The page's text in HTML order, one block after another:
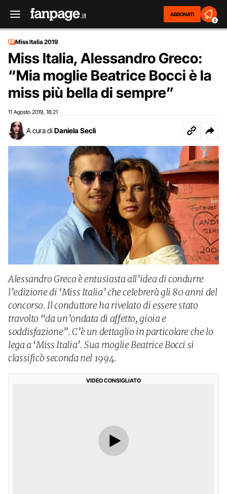
ABBONATI
2
Miss Italia 2019
Miss Italia, Alessandro Greco:
“Mia moglie Beatrice Bocci è la
miss più bella di sempre”
11 Agosto 2019 18:21
A cura di Daniela Seclì
Alessandro Greco è entusiasta all’idea di condurre
l’edizione di ‘Miss Italia’ che celebrerà gli 80 anni del
concorso. Il conduttore ha rivelato di essere stato
travolto “da un’ondata di affetto, gioia e
soddisfazione”. C’è un dettaglio in particolare che lo
lega a ‘Miss Italia’. Sua moglie Beatrice Bocci si
classificò seconda nel 1994.
VIDEO CONSIGLIATO